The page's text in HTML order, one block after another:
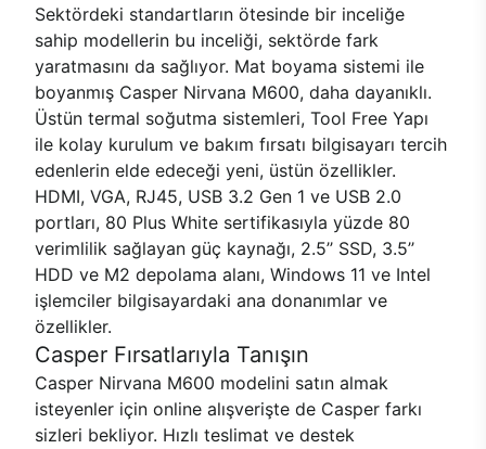
Sektördeki standartların ötesinde bir inceliğe
sahip modellerin bu inceliği, sektörde fark
yaratmasını da sağlıyor. Mat boyama sistemi ile
boyanmış Casper Nirvana M600, daha dayanıklı.
Üstün termal soğutma sistemleri, Tool Free Yapı
ile kolay kurulum ve bakım fırsatı bilgisayarı tercih
edenlerin elde edeceği yeni, üstün özellikler.
HDMI, VGA, RJ45, USB 3.2 Gen 1 ve USB 2.0
portları, 80 Plus White sertifikasıyla yüzde 80
verimlilik sağlayan güç kaynağı, 2.5’’ SSD, 3.5’’
HDD ve M2 depolama alanı, Windows 11 ve Intel
işlemciler bilgisayardaki ana donanımlar ve
özellikler.
Casper Fırsatlarıyla Tanışın
Casper Nirvana M600 modelini satın almak
isteyenler için online alışverişte de Casper farkı
sizleri bekliyor. Hızlı teslimat ve destek